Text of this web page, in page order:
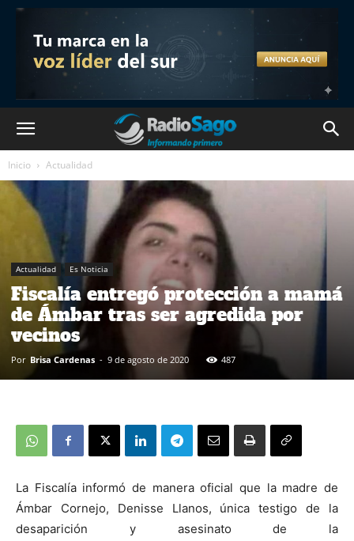
Inicio Actualidad
Actualidad Es Noticia
Fiscalía entregó protección a mamá
de Ámbar tras ser agredida por
vecinos
Por Brisa Cardenas - 9 de agosto de 2020 487
La Fiscalía informó de manera oficial que la madre de
Ámbar Cornejo, Denisse Llanos, única testigo de la
desaparición y asesinato de la